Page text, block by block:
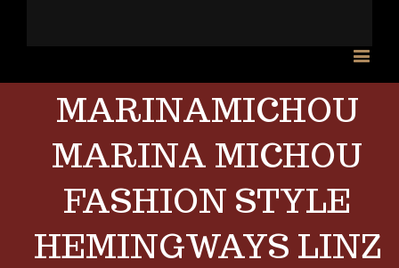
MARINAMICHOU
MARINA MICHOU
FASHION STYLE
HEMINGWAYS LINZ